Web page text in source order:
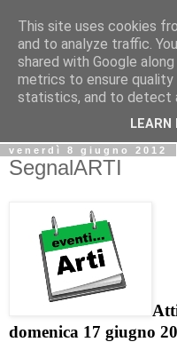
Biblio@rti in
Il Blog della Biblioteca di
informazioni iniziative
venerdì 8 giugno 2012
SegnalARTI
domenica 17 giugno
This site uses cookies
and to analyze traffic.
shared with Google
metrics to ensure
statistics, and to detect
LEARN